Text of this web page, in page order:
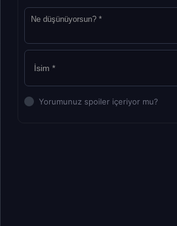
Yorumunuz spoiler içeriyor mu?